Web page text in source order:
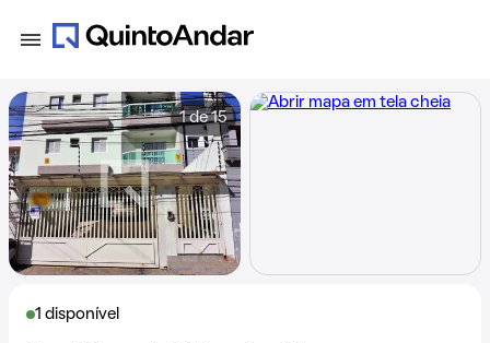
1 disponível
1 de 15